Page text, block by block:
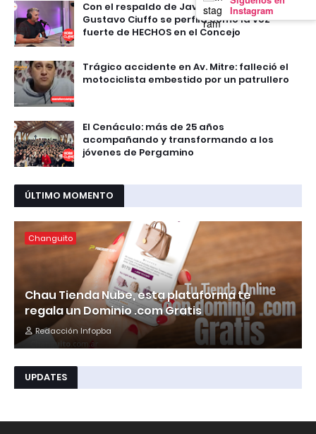
Instagram
Con el respaldo de Javier Martínez,
Gustavo Ciuffo se perfila como la voz
fuerte de HECHOS en el Concejo
Trágico accidente en Av. Mitre: falleció el
motociclista embestido por un patrullero
El Cenáculo: más de 25 años
acompañando y transformando a los
jóvenes de Pergamino
ÚLTIMO MOMENTO
Changuito
Chau Tienda Nube, esta plataforma te
regala un Dominio .com Gratis
Redacción Infopba
UPDATES